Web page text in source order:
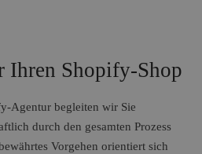
Ihren Shopify-Shop
Agentur begleiten wir Sie
durch den gesamten Prozess
Vorgehen orientiert sich